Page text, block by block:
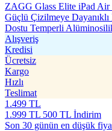
ZAGG Glass Elite iPad
Güçlü Çizilmeye
Dostu Temperli
Alışveriş
Kredisi
Ücretsiz
Kargo
Hızlı
Teslimat
1.499 TL
1.999 TL 500 TL İndirim
Son 30 günün en düşük